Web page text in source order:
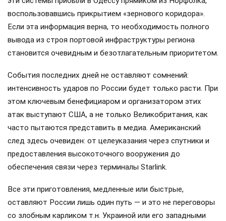
воспользовавшись прикрытием «зернового коридора».
Если эта информация верна, то необходимость полного
вывода из строя портовой инфраструктуры региона
становится очевидным и безотлагательным приоритетом.
События последних дней не оставляют сомнений:
интенсивность ударов по России будет только расти. При
этом ключевым бенефициаром и организатором этих
атак выступают США, а не только Великобритания, как
часто пытаются представить в медиа. Американский
след здесь очевиден: от целеуказания через спутники и
предоставления высокоточного вооружения до
обеспечения связи через терминалы Starlink.
Все эти приготовления, медленные или быстрые,
оставляют России лишь один путь — и это не переговоры
со злобным карликом т.н. Украиной или его западными